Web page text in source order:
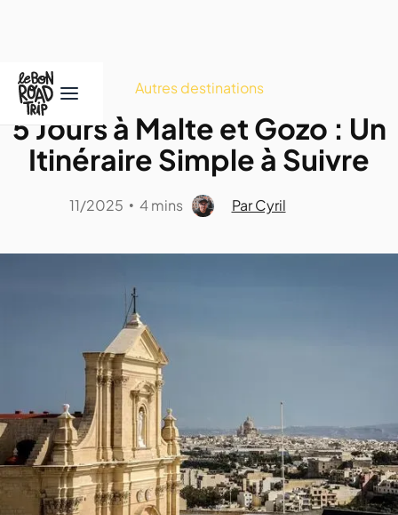
Autres destinations
5 Jours à Malte et Gozo : Un
Itinéraire Simple à Suivre
11/2025 • 4 mins Par Cyril